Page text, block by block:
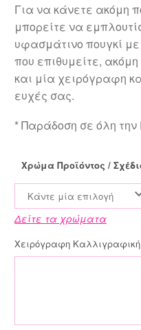
Για να κάνετε ακόμη
μπορείτε να
υφασμάτινο πουγκί
που επιθυμείτε,
και μία χειρόγραφη
ευχές σας.
* Παράδοση σε όλη
Χρώμα Προϊόντος /
Κάντε μία επιλογή
Δείτε τα χρώματα
Χειρόγραφη